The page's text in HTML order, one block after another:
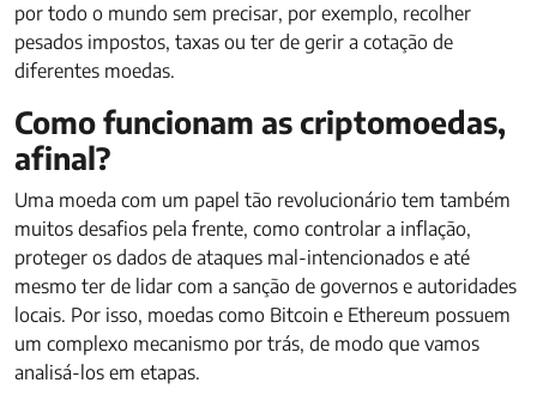
por todo o mundo sem precisar, por exemplo, recolher
pesados impostos, taxas ou ter de gerir a cotação de
diferentes moedas.
Como funcionam as criptomoedas,
afinal?
Uma moeda com um papel tão revolucionário tem também
muitos desafios pela frente, como controlar a inflação,
proteger os dados de ataques mal-intencionados e até
mesmo ter de lidar com a sanção de governos e autoridades
locais. Por isso, moedas como Bitcoin e Ethereum possuem
um complexo mecanismo por trás, de modo que vamos
analisá-los em etapas.